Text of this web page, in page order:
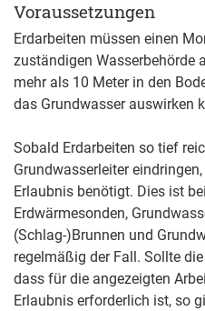
Voraussetzungen
Erdarbeiten müssen einen
zuständigen Wasserbehörde
mehr als 10 Meter in den
das Grundwasser auswirken
Sobald Erdarbeiten so tief
Grundwasserleiter
Erlaubnis benötigt. Dies ist
Erdwärmesonden,
(Schlag-)Brunnen und
regelmäßig der Fall. Sollte
dass für die angezeigten
Erlaubnis erforderlich ist, so